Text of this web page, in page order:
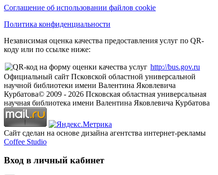
Соглашение об использовании файлов cookie
Политика конфиденциальности
Независимая оценка качества предоставления услуг по QR-
коду или по ссылке ниже:
http://bus.gov.ru
Официальный сайт Псковской областной универсальной
научной библиотеки имени Валентина Яковлевича
Курбатова© 2009 - 2026 Псковская областная универсальная
научная библиотека имени Валентина Яковлевича Курбатова
Сайт сделан на основе дизайна агентства интернет-рекламы
Coffee Studio
Вход в личный кабинет